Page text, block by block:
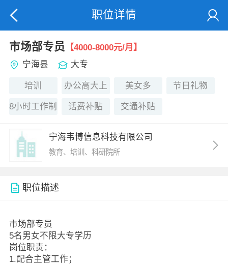
职位详情
市场部专员
【4000-8000元/月】
宁海县
大专
培训 办公高大上 美女多 节日礼物
8小时工作制 话费补贴 交通补贴
宁海韦博信息科技有限公司
教育、培训、科研院所
职位描述
市场部专员
5名男女不限大专学历
岗位职责：
1.配合主管工作；